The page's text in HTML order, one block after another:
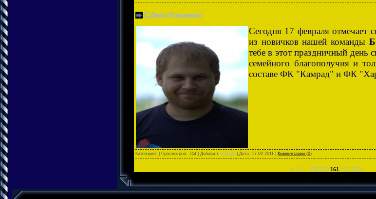
С Днем Рождения!
Сегодня 17 февраля отмечает
из новичков нашей команды
тебе в этот праздничный день
семейного благополучия и
составе ФК "Камрад" и ФК
Категория: | Просмотров: 744 | Добавил: Voronin | Дата: 17.02.2011 Комментарии (0)
« 1 2 159 160 161 162 163 »